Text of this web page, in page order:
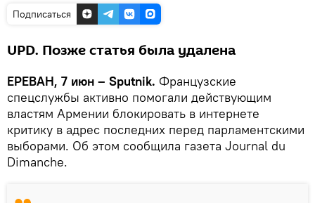
Подписаться
UPD. Позже статья была удалена
ЕРЕВАН, 7 июн – Sputnik. Французские
спецслужбы активно помогали действующим
властям Армении блокировать в интернете
критику в адрес последних перед парламентскими
выборами. Об этом сообщила газета Journal du
Dimanche.